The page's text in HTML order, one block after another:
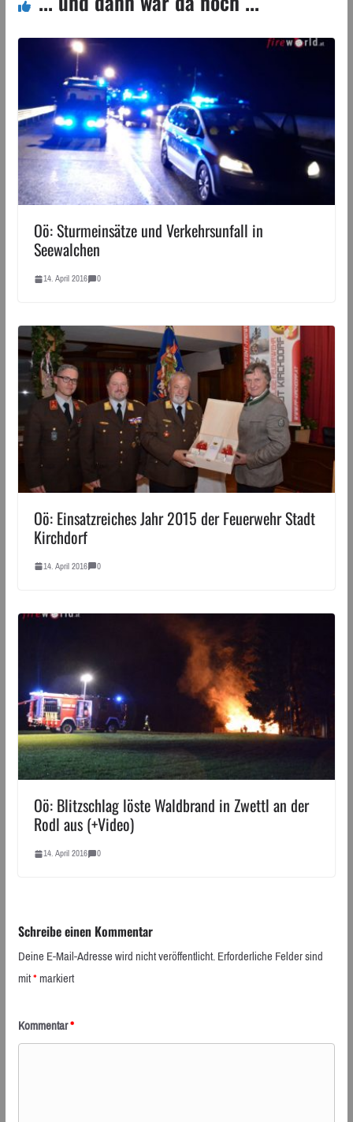
Oö: Sturmeinsätze und Verkehrsunfall in
Seewalchen
14. April 2016 0
Oö: Einsatzreiches Jahr 2015 der Feuerwehr Stadt
Kirchdorf
14. April 2016 0
Oö: Blitzschlag löste Waldbrand in Zwettl an der
Rodl aus (+Video)
14. April 2016 0
Schreibe einen Kommentar
Deine E-Mail-Adresse wird nicht veröffentlicht.Erforderliche Felder sind
mit*markiert
Kommentar*